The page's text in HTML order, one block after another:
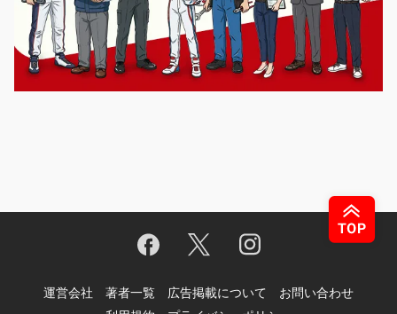
運営会社 著者一覧 広告掲載について
お問い合わせ